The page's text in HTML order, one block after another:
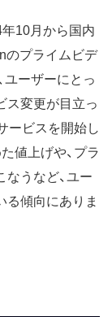
10月から国内
のプライムビデ
ユーザーにとっ
ス変更が目立っ
ービスを開始し
値上げや、プラ
うなど、ユー
る傾向にありま